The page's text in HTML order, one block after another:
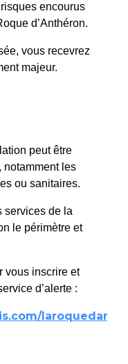
Marc BOURRY
- Office de
tourisme
20 juin 2026
encourus
d’Anthéron.
vous recevrez
majeur.
peut être
notamment les
ou sanitaires.
services de la
le périmètre et
vous inscrire et
d’alerte :